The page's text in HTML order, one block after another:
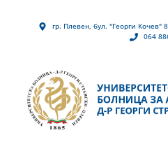
гр. Плевен, бул. "Георги Кочев"
064